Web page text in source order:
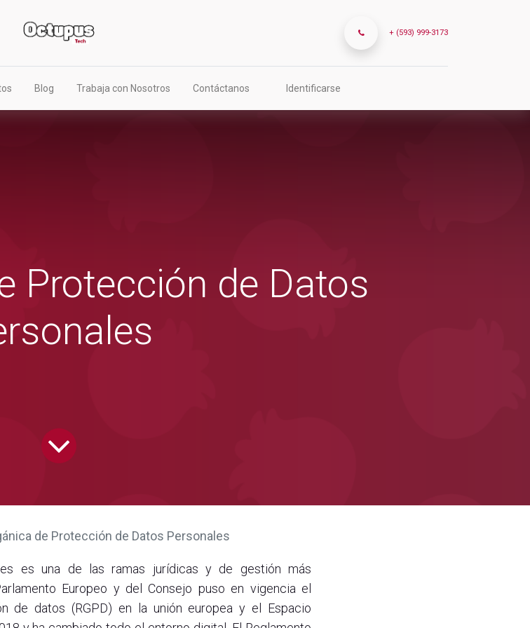
+ (593) 999-3173
Blog Trabaja con Nosotros Contáctanos Identificarse
Protección de Datos
de Protección de Datos Personales
es una de las ramas jurídicas y de gestión más
Europeo y del Consejo puso en vigencia el
de datos (RGPD) en la unión europea y el Espacio